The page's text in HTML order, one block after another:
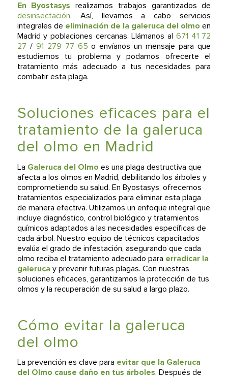
En Byostasys realizamos trabajos garantizados de
desinsectación. Así, llevamos a cabo servicios
integrales de eliminación de la galeruca del olmo en
Madrid y poblaciones cercanas. Llámanos al 671 41 72
27 / 91 279 77 65 o envíanos un mensaje para que
estudiemos tu problema y podamos ofrecerte el
tratamiento más adecuado a tus necesidades para
combatir esta plaga.
Soluciones eficaces para el
tratamiento de la galeruca
del olmo en Madrid
La Galeruca del Olmo es una plaga destructiva que
afecta a los olmos en Madrid, debilitando los árboles y
comprometiendo su salud. En Byostasys, ofrecemos
tratamientos especializados para eliminar esta plaga
de manera efectiva. Utilizamos un enfoque integral que
incluye diagnóstico, control biológico y tratamientos
químicos adaptados a las necesidades específicas de
cada árbol. Nuestro equipo de técnicos capacitados
evalúa el grado de infestación, asegurando que cada
olmo reciba el tratamiento adecuado para erradicar la
galeruca y prevenir futuras plagas. Con nuestras
soluciones eficaces, garantizamos la protección de tus
olmos y la recuperación de su salud a largo plazo.
Cómo evitar la galeruca
del olmo
La prevención es clave para evitar que la Galeruca
del Olmo cause daño en tus árboles. Después de